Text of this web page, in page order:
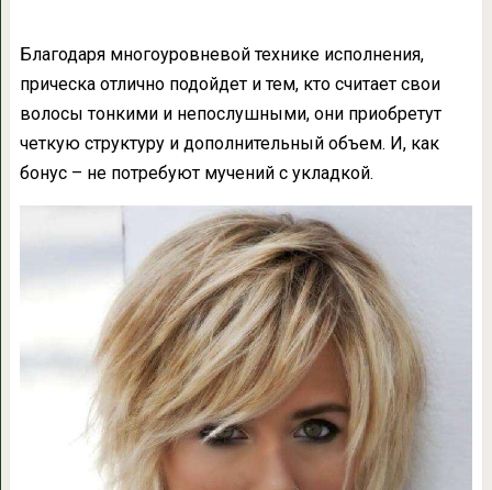
Благодаря многоуровневой технике исполнения,
прическа отлично подойдет и тем, кто считает свои
волосы тонкими и непослушными, они приобретут
четкую структуру и дополнительный объем. И, как
бонус – не потребуют мучений с укладкой.